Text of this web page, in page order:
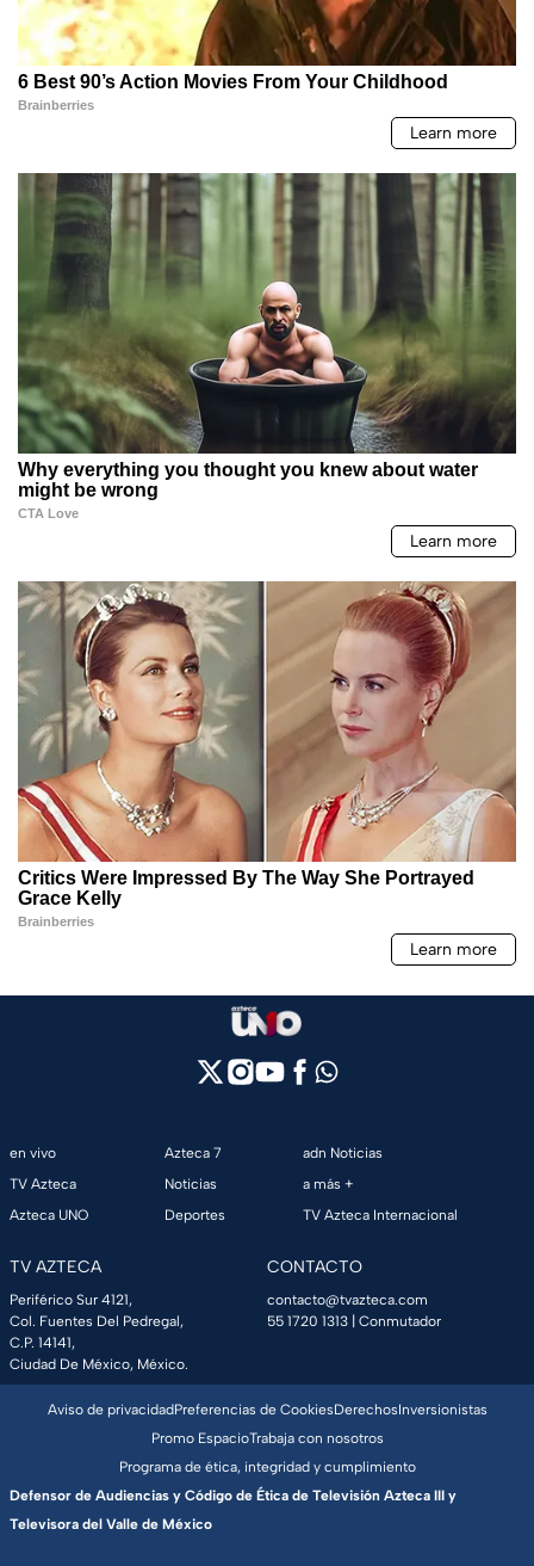
en vivo
TV Azteca
Azteca UNO
Azteca 7
Noticias
Deportes
adn Noticias
a más +
TV Azteca Internacional
TV AZTECA
Periférico Sur 4121,
Col. Fuentes Del Pedregal,
C.P. 14141,
Ciudad De México, México.
CONTACTO
contacto@tvazteca.com
55 1720 1313 | Conmutador
Aviso de privacidadPreferencias de CookiesDerechosInversionistas
Promo EspacioTrabaja con nosotros
Programa de ética, integridad y cumplimiento
Defensor de Audiencias y Código de Ética de Televisión Azteca III y
Televisora del Valle de México